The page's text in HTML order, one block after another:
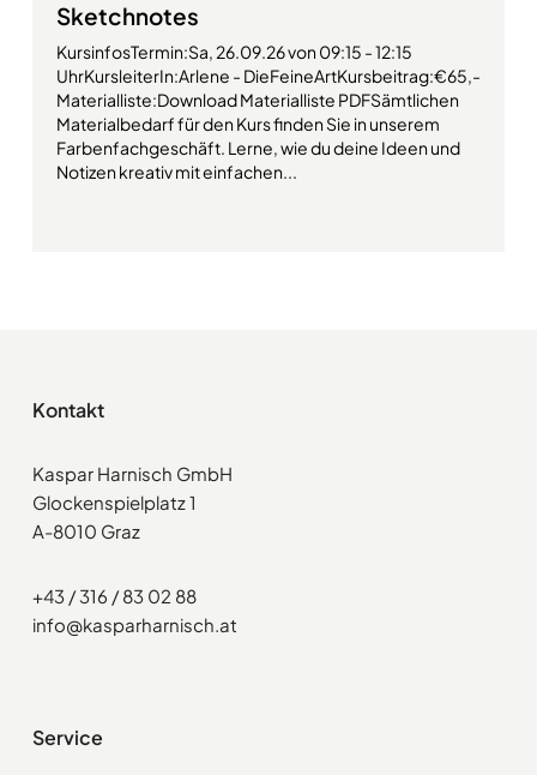
Sketchnotes
KursinfosTermin:Sa, 26.09.26 von 09:15 - 12:15
UhrKursleiterIn:Arlene - DieFeineArtKursbeitrag:€65,-
Materialliste:Download Materialliste PDFSämtlichen
Materialbedarf für den Kurs finden Sie in unserem
Farbenfachgeschäft. Lerne, wie du deine Ideen und
Notizen kreativ mit einfachen...
Kontakt
Kaspar Harnisch GmbH
Glockenspielplatz 1
A-8010 Graz
+43 / 316 / 83 02 88
info@kasparharnisch.at
Service